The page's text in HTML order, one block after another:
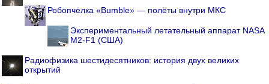
Робопчёлка «Bumble» — полёты внутри МКС
Экспериментальный летательный аппарат NASA
M2-F1 (США)
Радиофизика шестидесятников: история двух великих
открытий